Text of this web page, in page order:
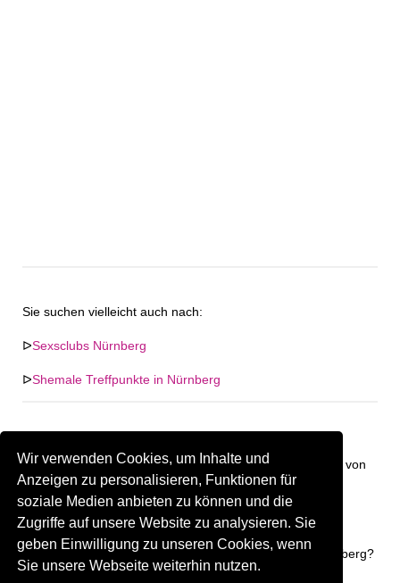
Wir verwenden Cookies, um Inhalte und
Anzeigen zu personalisieren, Funktionen für
soziale Medien anbieten zu können und die
Zugriffe auf unsere Website zu analysieren. Sie
geben Einwilligung zu unseren Cookies, wenn
Sie unsere Webseite weiterhin nutzen.
Sie suchen vielleicht auch nach:
ᐅSexsclubs Nürnberg
ᐅShemale Treffpunkte in Nürnberg
Keine Firma in "Nürnberg" gefunden. Firmen im Umkreis von
"Nürnberg".
157.59 km Gay Treffpunkt Greiz
Sind Sie oder kennen Sie eine(n) Gay Treffpunkt in Nürnberg?
Firma kostenlos hinzufügen